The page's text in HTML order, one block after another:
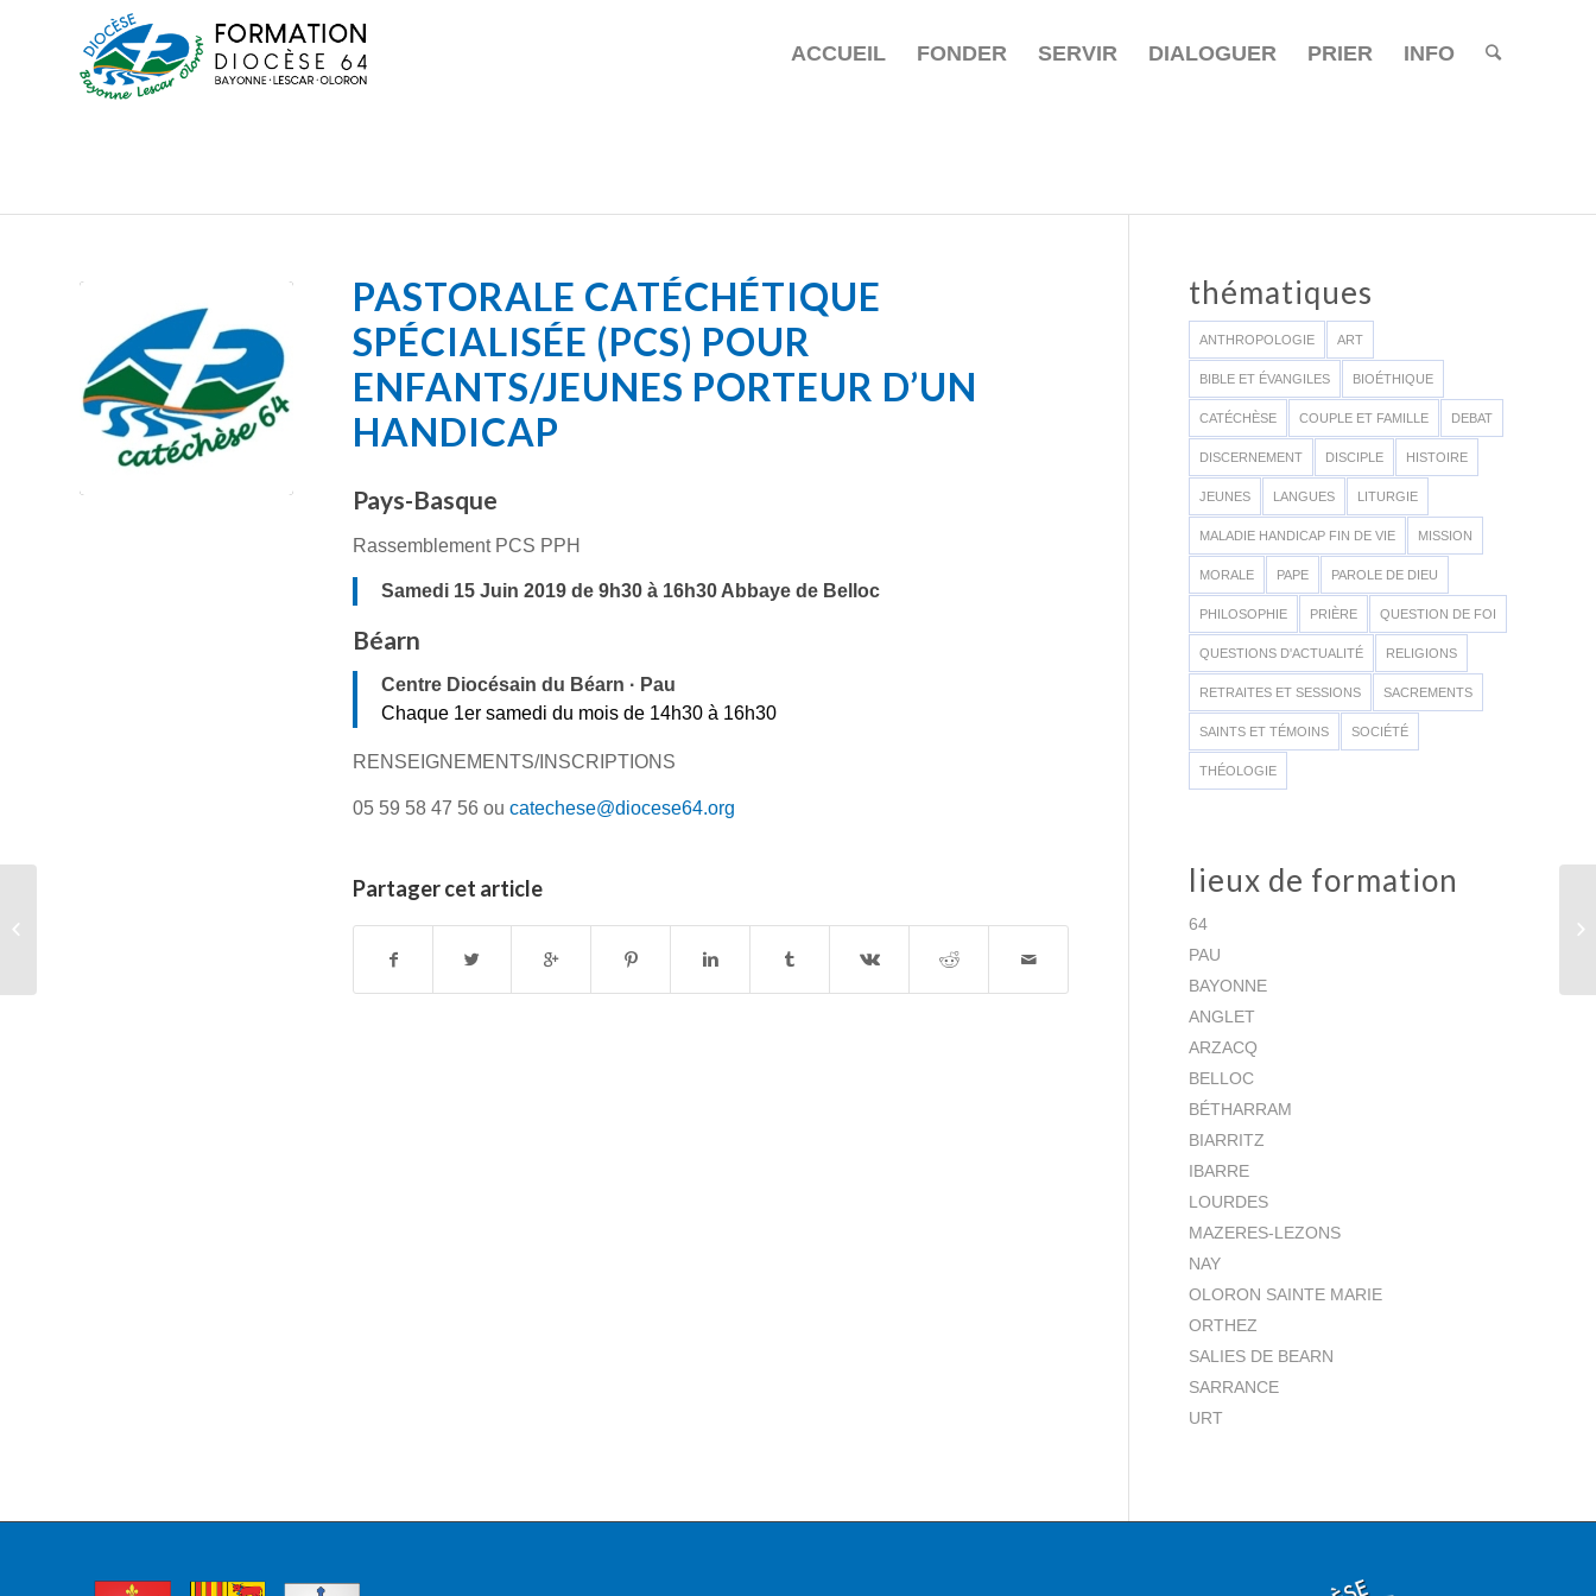
ACCUEIL FONDER SERVIR DIALOGUER PRIER INFO
PASTORALE CATÉCHÉTIQUE
SPÉCIALISÉE (PCS) POUR
ENFANTS/JEUNES PORTEUR D’UN
HANDICAP
Pays-Basque
Rassemblement PCS PPH
Samedi 15 Juin 2019 de 9h30 à 16h30 Abbaye de Belloc
Béarn
Centre Diocésain du Béarn · Pau
Chaque 1er samedi du mois de 14h30 à 16h30
RENSEIGNEMENTS/INSCRIPTIONS
05 59 58 47 56 ou catechese@diocese64.org
Partager cet article
thématiques
ANTHROPOLOGIE ART
BIBLE ET ÉVANGILES BIOÉTHIQUE
CATÉCHÈSE COUPLE ET FAMILLE DEBAT
DISCERNEMENT DISCIPLE HISTOIRE
JEUNES LANGUES LITURGIE
MALADIE HANDICAP FIN DE VIE MISSION
MORALE PAPE PAROLE DE DIEU
PHILOSOPHIE PRIÈRE QUESTION DE FOI
QUESTIONS D'ACTUALITÉ RELIGIONS
RETRAITES ET SESSIONS SACREMENTS
SAINTS ET TÉMOINS SOCIÉTÉ
THÉOLOGIE
lieux de formation
64
PAU
BAYONNE
ANGLET
ARZACQ
BELLOC
BÉTHARRAM
BIARRITZ
IBARRE
LOURDES
MAZERES-LEZONS
NAY
OLORON SAINTE MARIE
ORTHEZ
SALIES DE BEARN
SARRANCE
URT